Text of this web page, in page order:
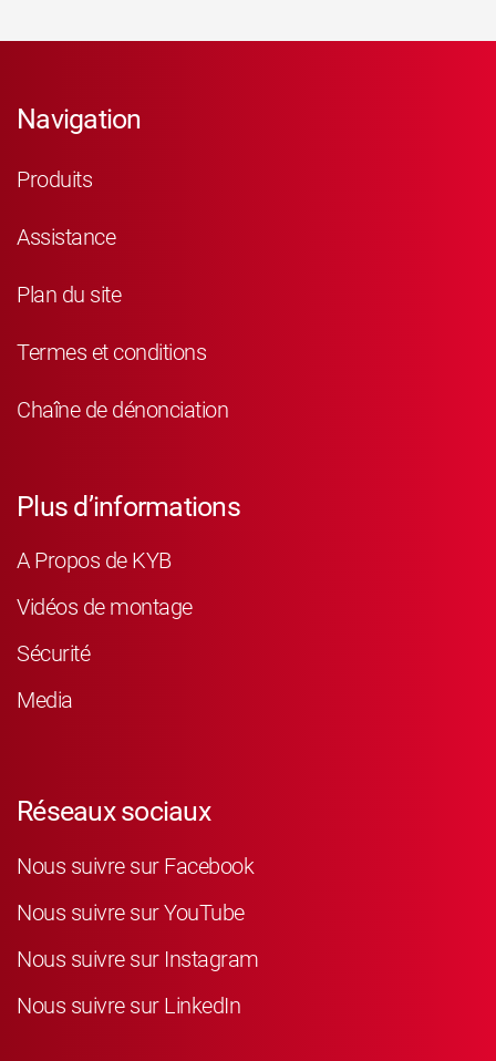
Navigation
Produits
Assistance
Plan du site
Termes et conditions
Chaîne de dénonciation
Plus d’informations
A Propos de KYB
Vidéos de montage
Sécurité
Media
Réseaux sociaux
Nous suivre sur Facebook
Nous suivre sur YouTube
Nous suivre sur Instagram
Nous suivre sur LinkedIn